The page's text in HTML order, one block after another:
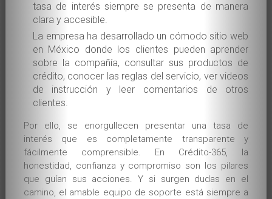
tasa de interés siempre se presenta de manera
clara y accesible.
La empresa ha desarrollado un cómodo sitio web
en México donde los clientes pueden aprender
sobre la compañía, consultar sus productos de
crédito, conocer las reglas del servicio, ver videos
de instrucción y leer comentarios de otros
clientes.
Por ello, se enorgullecen presentar una tasa de
interés que es completamente transparente y
fácilmente comprensible. En Crédito-365, la
honestidad, confianza y compromiso son los pilares
que guían sus acciones. Y si surgen dudas en el
camino, el amable equipo de soporte está siempre a